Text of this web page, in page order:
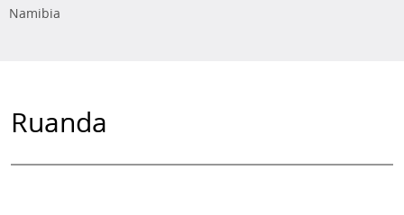
Namibia
Ruanda